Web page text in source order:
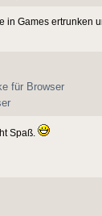
Games ertrunken
für Browser
Spaß.